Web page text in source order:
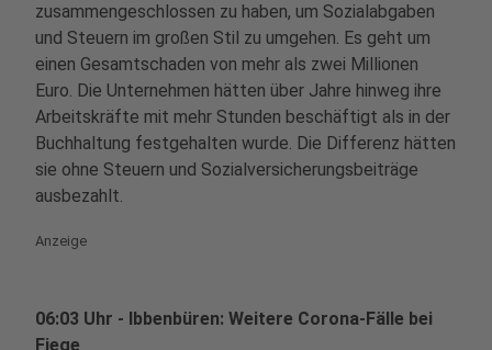
zusammengeschlossen zu haben, um Sozialabgaben
und Steuern im großen Stil zu umgehen. Es geht um
einen Gesamtschaden von mehr als zwei Millionen
Euro. Die Unternehmen hätten über Jahre hinweg ihre
Arbeitskräfte mit mehr Stunden beschäftigt als in der
Buchhaltung festgehalten wurde. Die Differenz hätten
sie ohne Steuern und Sozialversicherungsbeiträge
ausbezahlt.
Anzeige
06:03 Uhr - Ibbenbüren: Weitere Corona-Fälle bei
Fiege